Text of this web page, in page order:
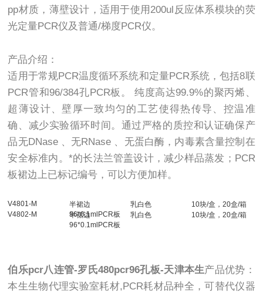
pp材质，薄壁设计，适用于使用200ul反应体系模块的荧
光定量PCR仪及普通/梯度PCR仪。
产品介绍：
适用于常规PCR温度循环系统和定量PCR系统，包括8联
PCR管和96/384孔PCR板。 纯度高达99.9%的聚丙烯、
超薄设计、壁厚一致均匀的工艺使得热传导、控温准
确、减少实验循环时间。通过严格的质控和认证确保产
品无DNase 、无RNase 、无蛋白酶，内毒素含量控制在
安全标准内。*的长法兰管盖设计，减少样品蒸发；PCR
板裙边上已标记编号，可以方便加样。
V4801-M
半裙边
96*0.1mlPCR板
乳白色
10块/盒，20盒/箱
V4802-M
半裙边
96*0.1mlPCR板
乳白色 10块/盒，20盒/箱
伯乐pcr八连管-罗氏480pcr96孔板-天津本生产品优势：
本生生物代理实验室耗材,PCR耗材品种全，可替代仪器